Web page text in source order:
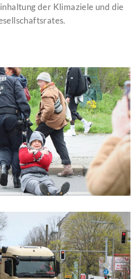
der Klimaziele und die